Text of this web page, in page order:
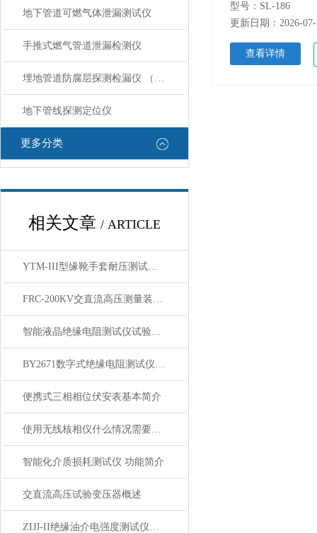
地下管道可燃气体泄漏测试仪
手推式燃气管道泄漏检测仪
埋地管道防腐层探测检漏仪 （音频检漏仪）
地下管线探测定位仪
更多分类
相关文章 / ARTICLE
YTM-III型缘靴手套耐压测试仪优点技术参数
FRC-200KV交直流高压测量装置技术参数使用说明
智能液晶绝缘电阻测试仪试验前的基本操作
BY2671数字式绝缘电阻测试仪 注意事项
便携式三相相位伏安表基本简介
使用无线核相仪什么情况需要检测相序？
智能化介质损耗测试仪 功能简介
交直流高压试验变压器概述
ZIJJ-II绝缘油介电强度测试仪的维护与保养
型号：SL-186
更新日期：2026-
查看详情